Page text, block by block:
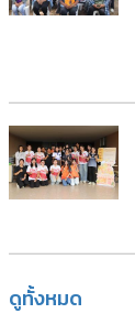
ดูทั้งหมด